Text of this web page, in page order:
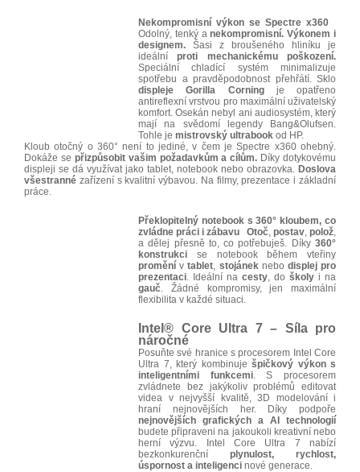
Nekompromisní výkon se Spectre x360
Odolný, tenký anekompromisní. Výkonem i
designem. Šasi z broušeného hliníku je
ideálníproti mechanickému poškození.
Speciální chladící systém minimalizuje
spotřebu a pravděpodobnost přehřátí. Sklo
displeje Gorilla Corningje opatřeno
antireflexní vrstvou pro maximální uživatelský
komfort. Osekán nebyl ani audiosystém, který
mají na svědomí legendy Bang&Olufsen.
Tohle je mistrovský ultrabook od HP.
Kloub otočný o 360° není to jediné, v čem je Spectre x360 ohebný.
Dokáže se přizpůsobit vašim požadavkům a cílům. Díky dotykovému
displeji se dá využívat jako tablet, notebook nebo obrazovka. Doslova
všestranné zařízení s kvalitní výbavou. Na filmy, prezentace i základní
práce.
Překlopitelný notebook s 360° kloubem, co
zvládne práci i zábavu
Otoč, postav, polož,
a dělej přesně to, co potřebuješ. Díky 360°
konstrukci se notebook během vteřiny
promění vtablet, stojáneknebo displej pro
prezentaci. Ideální na cesty, do školy i na
gauč. Žádné kompromisy, jen maximální
flexibilita v každé situaci.
Intel ® Core Ultra 7 – Síla pro
náročné
Posuňte své hranice s procesorem Intel Core
Ultra 7, který kombinuje špičkový výkon s
inteligentními funkcemi. S procesorem
zvládnete bez jakýkoliv problémů editovat
videa v nejvyšší kvalitě, 3D modelování i
hraní nejnovějších her. Díky podpoře
nejnovějších grafických a AI technologií
budete připraveni na jakoukoli kreativní nebo
herní výzvu. Intel Core Ultra 7 nabízí
bezkonkurenční plynulost, rychlost,
úspornost a inteligenci nové generace.